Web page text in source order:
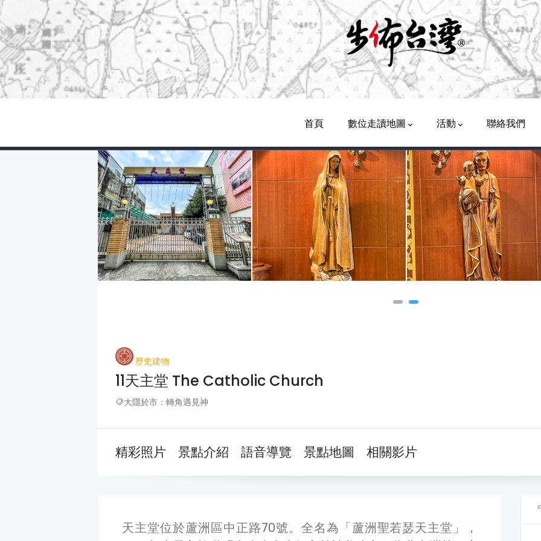
Navigation
首頁 數位走讀地圖 活動 聯絡我們
歷史建物
11天主堂 The Catholic Church
大隱於市：轉角遇見神
精彩照片 景點介紹 語音導覽 景點地圖 相關影片
天主堂位於蘆洲區中正路70號。全名為「蘆洲聖若瑟天主堂」，